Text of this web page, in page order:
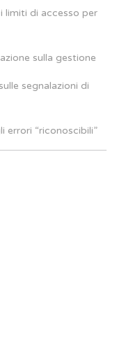
limiti di accesso per
sulla gestione
segnalazioni di
errori “riconoscibili”